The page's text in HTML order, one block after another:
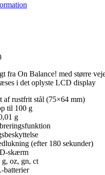
fra On Balance! med større
i det oplyste LCD display
af rustfrit stål (75×64 mm)
til 100 g
g
(efter 180 sekunder)
skærm
oz, gn, ct